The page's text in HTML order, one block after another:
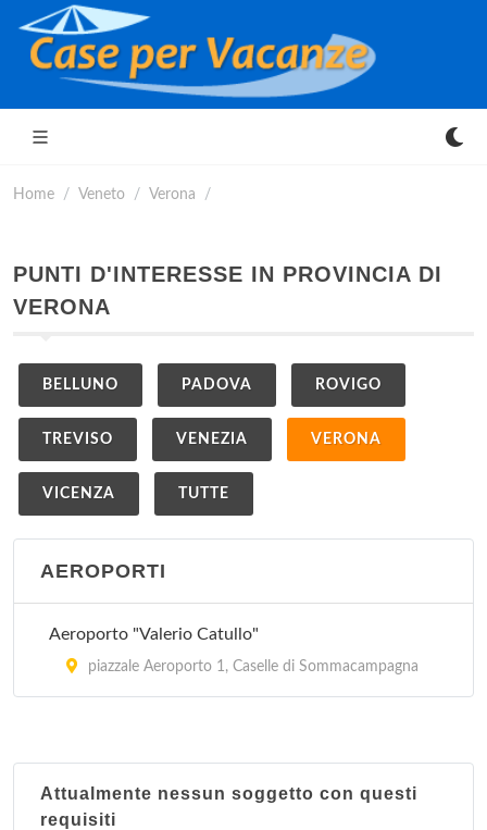
Home Veneto Verona
PUNTI D'INTERESSE IN PROVINCIA DI
VERONA
BELLUNO PADOVA ROVIGO
TREVISO VENEZIA VERONA
VICENZA TUTTE
AEROPORTI
Aeroporto "Valerio Catullo"
piazzale Aeroporto 1, Caselle di Sommacampagna
Attualmente nessun soggetto con questi
requisiti